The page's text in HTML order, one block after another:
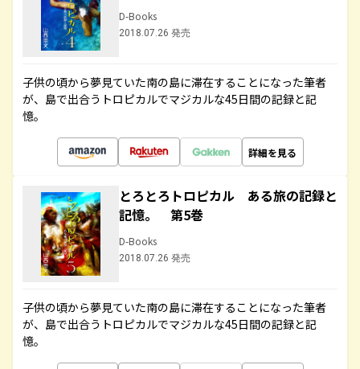
D-Books
2018.07.26 発売
子供の頃から夢見ていた南の島に滞在することになった筆者
が、島で出合うトロピカルでマジカルな45日間の記録と記
憶。
詳細を見る
とろとろトロピカル ある旅の記録と
記憶。 第5巻
D-Books
2018.07.26 発売
子供の頃から夢見ていた南の島に滞在することになった筆者
が、島で出合うトロピカルでマジカルな45日間の記録と記
憶。